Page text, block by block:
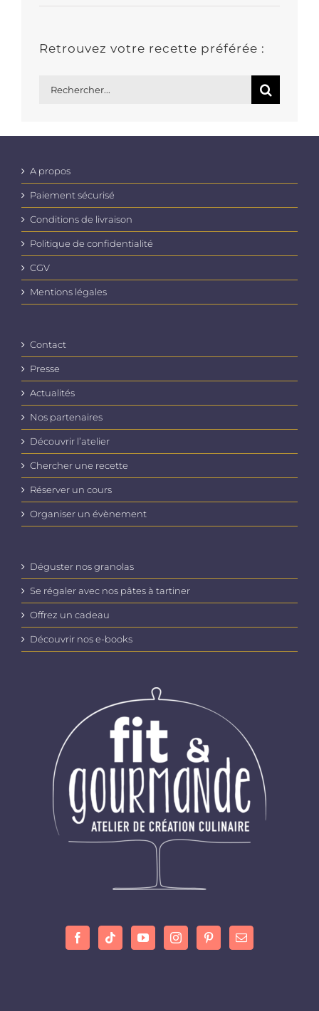
Retrouvez votre recette préférée :
A propos
Paiement sécurisé
Conditions de livraison
Politique de confidentialité
CGV
Mentions légales
Contact
Presse
Actualités
Nos partenaires
Découvrir l’atelier
Chercher une recette
Réserver un cours
Organiser un évènement
Déguster nos granolas
Se régaler avec nos pâtes à tartiner
Offrez un cadeau
Découvrir nos e-books